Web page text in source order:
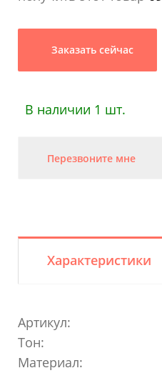
Заказать сейчас
В наличии 1 шт.
Перезвоните мне
Характеристики
Артикул:
Тон:
Материал: